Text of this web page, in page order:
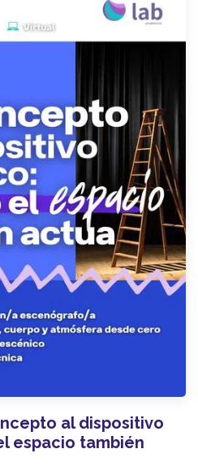
al dispositivo
espacio también